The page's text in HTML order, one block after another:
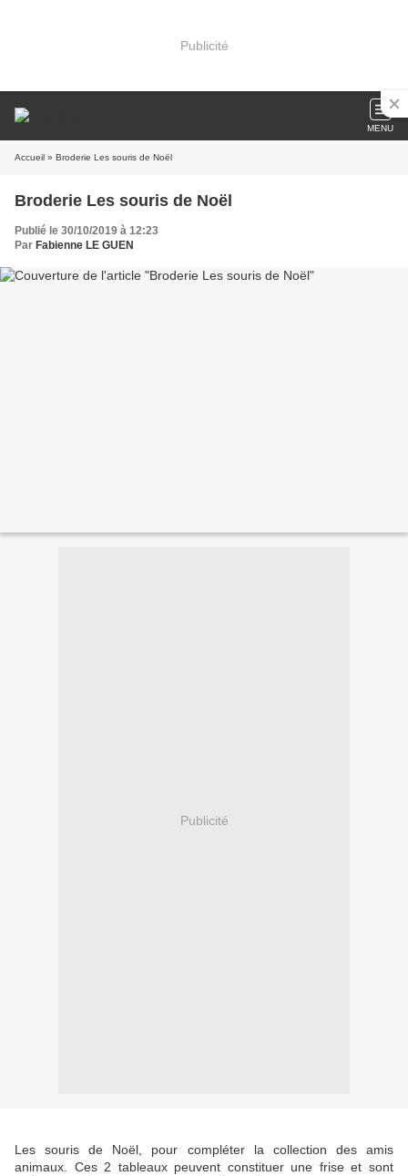
Publicité
MENU
Accueil » Broderie Les souris de Noël
Broderie Les souris de Noël
Publié le 30/10/2019 à 12:23
Par Fabienne LE GUEN
Publicité
Les souris de Noël, pour compléter la collection des amis
animaux. Ces 2 tableaux peuvent constituer une frise et sont